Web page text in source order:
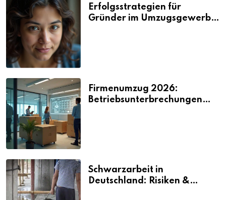
Erfolgsstrategien für
Gründer im Umzugsgewerbe
Firmenumzug 2026:
Betriebsunterbrechungen
Schwarzarbeit in
Deutschland: Risiken &